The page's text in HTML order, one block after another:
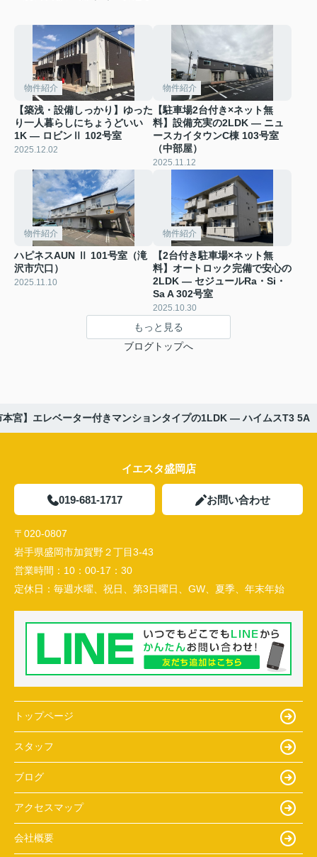
物件紹介
【築浅・設備しっかり】ゆった
り一人暮らしにちょうどいい
1K ― ロビンⅡ 102号室
2025.12.02
物件紹介
【駐車場2台付き×ネット無
料】設備充実の2LDK ― ニュ
ースカイタウンC棟 103号室
（中部屋）
2025.11.12
物件紹介
ハピネスAUN Ⅱ 101号室（滝
沢市穴口）
2025.11.10
物件紹介
【2台付き駐車場×ネット無
料】オートロック完備で安心の
2LDK ― セジュールRa・Si・
Sa A 302号室
2025.10.30
もっと見る
ブログトップへ
本宮】エレベーター付きマンションタイプの1LDK ― ハイムスT3 5A
イエスタ盛岡店
019-681-1717 お問い合わせ
〒020-0807
岩手県盛岡市加賀野２丁目3-43
営業時間： 10：00-17：30
定休日： 毎週水曜、祝日、第3日曜日、GW、夏季、年末年始
トップページ
スタッフ
ブログ
アクセスマップ
会社概要